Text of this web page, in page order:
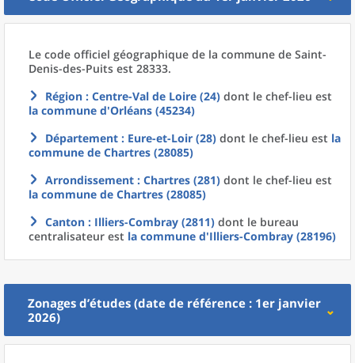
Le code officiel géographique de la commune de Saint-
Denis-des-Puits est 28333.
Région : Centre-Val de Loire (24) dont le chef-lieu est
la commune d'Orléans (45234)
Département : Eure-et-Loir (28) dont le chef-lieu est la
commune de Chartres (28085)
Arrondissement : Chartres (281) dont le chef-lieu est
la commune de Chartres (28085)
Canton : Illiers-Combray (2811) dont le bureau
centralisateur est la commune d'Illiers-Combray (28196)
Zonages d’études (date de référence : 1er janvier
2026)